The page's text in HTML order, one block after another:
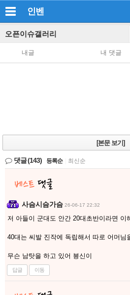
인벤
오픈이슈갤러리
내글 내 댓글
[본문 보기]
댓글(143) 등록순 최신순
사슴시슴가슴 26-06-17 22:32
저 아들이 군대도 안간 20대초반이라면 이
40대는 씨발 진작에 독립해서 따로 어머님
무슨 남탓을 하고 있어 븅신이
답글 이동